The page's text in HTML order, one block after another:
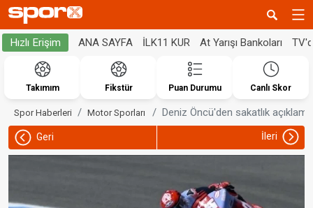
Hızlı Erişim ANA SAYFA İLK11 KUR At Yarışı Bankoları
Takımım Fikstür Puan Durumu Canlı Skor
Spor Haberleri Motor Sporları Deniz Öncü'den sakatlık
Geri İleri